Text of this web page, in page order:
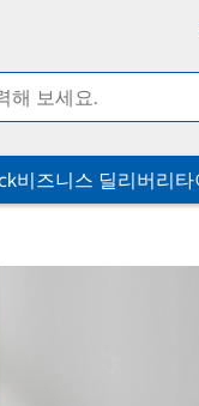
비즈니스 딜리버리타